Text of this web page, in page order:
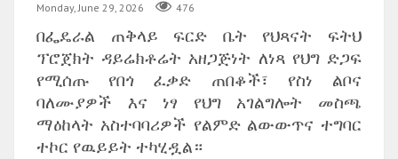
Monday, June 29, 2026 476
በፌዴራል ጠቅላይ ፍርድ ቤት የህጻናት ፍትህ
ፕሮጀክት ዳይሬክቶሬት አዘጋጅነት ለነጻ የህግ ድጋፍ
የሚሰጡ የበጎ ፈቃድ ጠበቆች፣ የስነ ልቦና
ባለሙያዎች እና ነፃ የህግ አገልግሎት መስጫ
ማዕከላት አስተባባሪዎች የልምድ ልውውጥና ተግባር
ተኮር የዉይይት ተካሂዷል።